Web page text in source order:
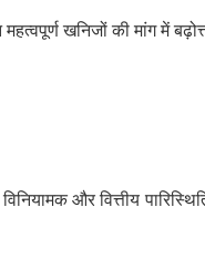
खनिजों की मांग में
विनियामक और वित्तीय